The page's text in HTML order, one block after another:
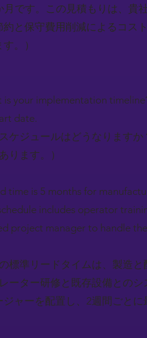
です。この見積もりは、貴
と保守費用削減によるコス
。）
your implementation
date.
ケジュールはどうなります
ります。）
time is 5 months for
includes operator
project manager to handle
標準リードタイムは、製造
ーター研修と既存設備との
ャーを配置し、2週間ごと